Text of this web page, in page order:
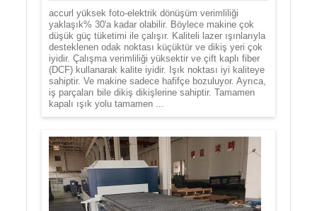
accurl yüksek foto-elektrik dönüşüm verimliliği
yaklaşık% 30'a kadar olabilir. Böylece makine çok
düşük güç tüketimi ile çalışır. Kaliteli lazer ışınlarıyla
desteklenen odak noktası küçüktür ve dikiş yeri çok
iyidir. Çalışma verimliliği yüksektir ve çift kaplı fiber
(DCF) kullanarak kalite iyidir. Işık noktası iyi kaliteye
sahiptir. Ve makine sadece hafifçe bozuluyor. Ayrıca,
iş parçaları bile dikiş dikişlerine sahiptir. Tamamen
kapalı ışık yolu tamamen ...